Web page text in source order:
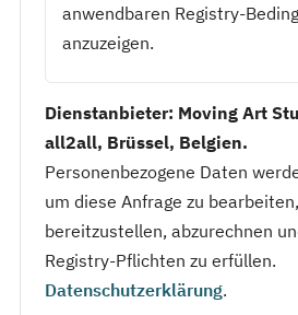
anwendbaren Registry-
anzuzeigen.
Dienstanbieter: Moving Art
all2all, Brüssel, Belgien.
Personenbezogene Daten
um diese Anfrage zu
bereitzustellen, abzurechnen
Registry-Pflichten zu erfüllen.
Datenschutzerklärung.